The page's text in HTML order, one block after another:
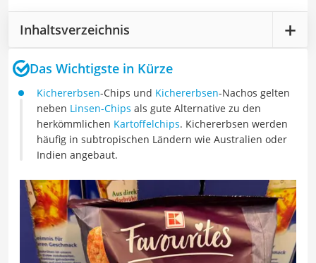
Inhaltsverzeichnis
Das Wichtigste in Kürze
Kichererbsen-Chips und Kichererbsen-Nachos gelten
neben Linsen-Chips als gute Alternative zu den
herkömmlichen Kartoffelchips. Kichererbsen werden
häufig in subtropischen Ländern wie Australien oder
Indien angebaut.